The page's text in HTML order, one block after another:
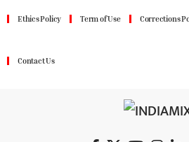
Ethics Policy Term of Use Corrections
Contact Us